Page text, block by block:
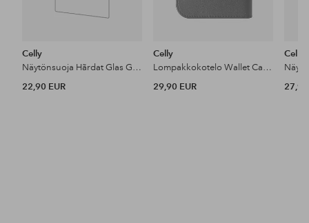
Celly
Näytönsuoja Hãrdat Glas Galaxy S25 Ultra
22,90 EUR
Celly
Lompakkokotelo Wallet Case Magsafe Iphone 17 Pro
29,90 EUR
Celly
27,90